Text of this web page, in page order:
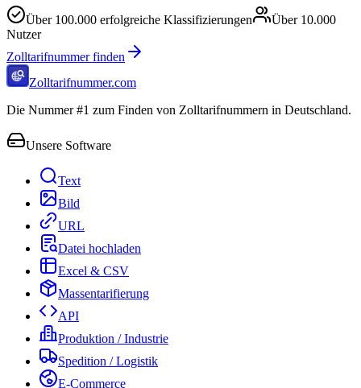
Über 100.000 erfolgreiche Klassifizierungen Über 10.000
Nutzer
Zolltarifnummer finden
Zolltarifnummer.com
Die Nummer #1 zum Finden von Zolltarifnummern in Deutschland.
Unsere Software
Text
Bild
URL
Datei hochladen
Excel & CSV
Massentarifierung
API
Produktion / Industrie
Spedition / Logistik
E-Commerce